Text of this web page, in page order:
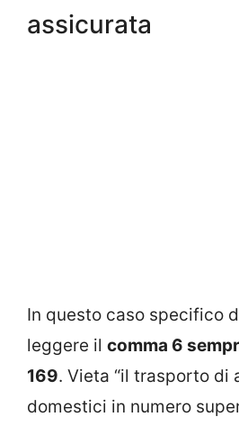
assicurata
In questo caso specifico
leggere il comma 6
169. Vieta “il trasporto di
domestici in numero